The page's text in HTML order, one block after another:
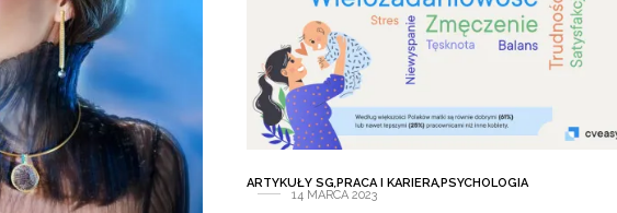
ARTYKUŁY SG PRACA I KARIERAPSYCHOLOGIA
14 MARCA 2023